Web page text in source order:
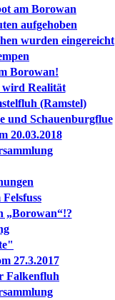
am Borowan
aufgehoben
wurden eingereicht
Borowan!
wird Realität
(Ramstel)
und Schauenburgflue
20.03.2018
„Borowan“!?
27.3.2017
Falkenfluh